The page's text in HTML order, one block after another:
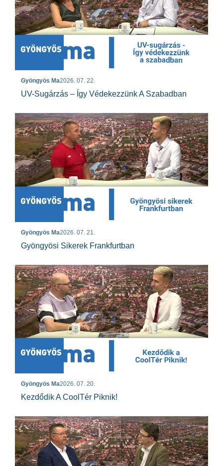
Gyöngyös Ma2026. 07. 22.
UV-Sugárzás – Így Védekezzünk A Szabadban
Gyöngyös Ma2026. 07. 21.
Gyöngyösi Sikerek Frankfurtban
Gyöngyös Ma2026. 07. 20.
Kezdődik A CoolTér Piknik!